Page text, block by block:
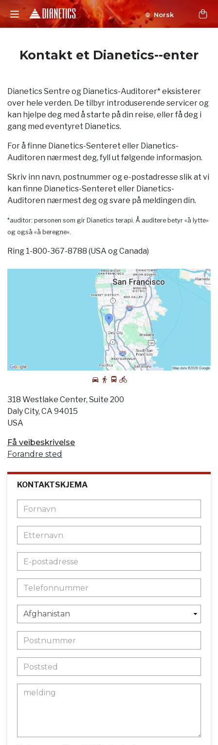
Norsk
Kontakt et Dianetics--enter
Dianetics Sentre og Dianetics-Auditorer* eksisterer
over hele verden. De tilbyr introduserende servicer og
kan hjelpe deg med å starte på din reise, eller få deg i
gang med eventyret Dianetics.
For å finne Dianetics-Senteret eller Dianetics-
Auditoren nærmest deg, fyll ut følgende informasjon.
Skriv inn navn, postnummer og e-postadresse slik at vi
kan finne Dianetics-Senteret eller Dianetics-
Auditoren nærmest deg og svare på meldingen din.
*auditor: personen som gir Dianetics terapi. Å auditere betyr «å lytte»
og også «å beregne».
Ring 1-800-367-8788 (USA og Canada)
318 Westlake Center, Suite 200
Daly City, CA 94015
USA
Få veibeskrivelse
Forandre sted
KONTAKTSKJEMA